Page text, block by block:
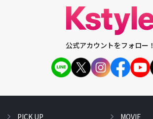
公式アカウントをフォロー！
PICK UP MOVIE